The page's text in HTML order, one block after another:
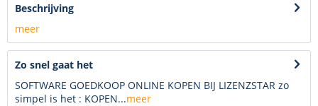
Beschrijving
meer
Zo snel gaat het
SOFTWARE GOEDKOOP ONLINE KOPEN BIJ LIZENZSTAR zo
simpel is het : KOPEN...meer